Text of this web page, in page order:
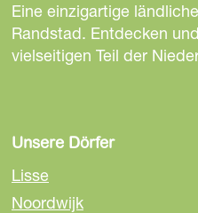
Eine einzigartige
Randstad. Entdecken
vielseitigen Teil der
Unsere Dörfer
Lisse
Noordwijk